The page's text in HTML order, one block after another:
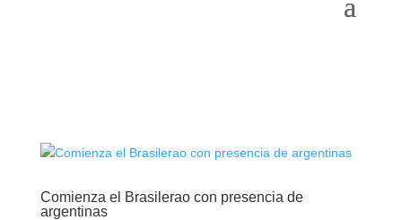
Comienza el Brasilerao con presencia de
argentinas